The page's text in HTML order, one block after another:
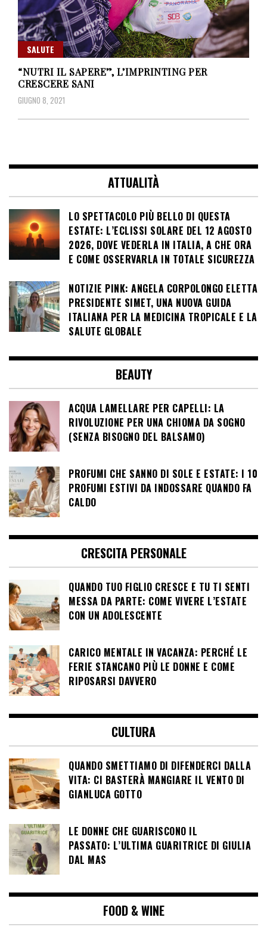
SALUTE
“NUTRI IL SAPERE”, L’IMPRINTING PER
CRESCERE SANI
GIUGNO 8, 2021
ATTUALITÀ
LO SPETTACOLO PIÙ BELLO DI QUESTA
ESTATE: L’ECLISSI SOLARE DEL 12 AGOSTO
2026, DOVE VEDERLA IN ITALIA, A CHE ORA
E COME OSSERVARLA IN TOTALE SICUREZZA
NOTIZIE PINK: ANGELA CORPOLONGO ELETTA
PRESIDENTE SIMET, UNA NUOVA GUIDA
ITALIANA PER LA MEDICINA TROPICALE E LA
SALUTE GLOBALE
BEAUTY
ACQUA LAMELLARE PER CAPELLI: LA
RIVOLUZIONE PER UNA CHIOMA DA SOGNO
(SENZA BISOGNO DEL BALSAMO)
PROFUMI CHE SANNO DI SOLE E ESTATE: I 10
PROFUMI ESTIVI DA INDOSSARE QUANDO FA
CALDO
CRESCITA PERSONALE
QUANDO TUO FIGLIO CRESCE E TU TI SENTI
MESSA DA PARTE: COME VIVERE L’ESTATE
CON UN ADOLESCENTE
CARICO MENTALE IN VACANZA: PERCHÉ LE
FERIE STANCANO PIÙ LE DONNE E COME
RIPOSARSI DAVVERO
CULTURA
QUANDO SMETTIAMO DI DIFENDERCI DALLA
VITA: CI BASTERÀ MANGIARE IL VENTO DI
GIANLUCA GOTTO
LE DONNE CHE GUARISCONO IL
PASSATO: L’ULTIMA GUARITRICE DI GIULIA
DAL MAS
FOOD & WINE